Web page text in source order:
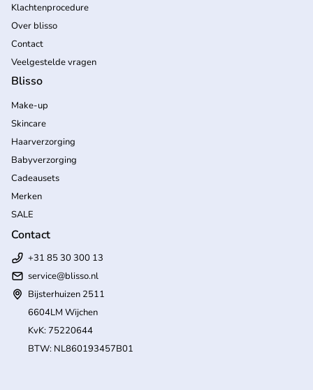
Klachtenprocedure
Over blisso
Contact
Veelgestelde vragen
Blisso
Make-up
Skincare
Haarverzorging
Babyverzorging
Cadeausets
Merken
SALE
Contact
+31 85 30 300 13
service@blisso.nl
Bijsterhuizen 2511
6604LM Wijchen
KvK: 75220644
BTW: NL860193457B01